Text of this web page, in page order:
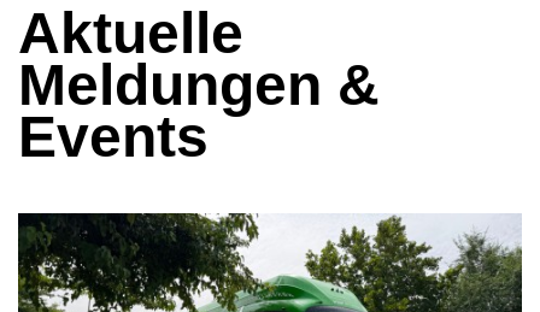
Aktuelle
Meldungen &
Events